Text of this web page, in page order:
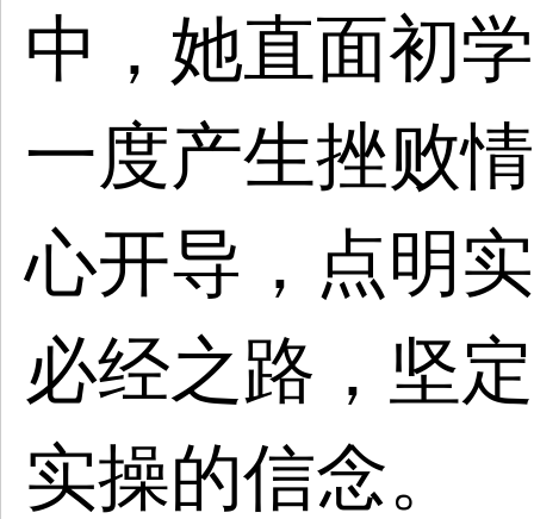
中，她直面初
一度产生挫败
心开导，点明
必经之路，坚
实操的信念。